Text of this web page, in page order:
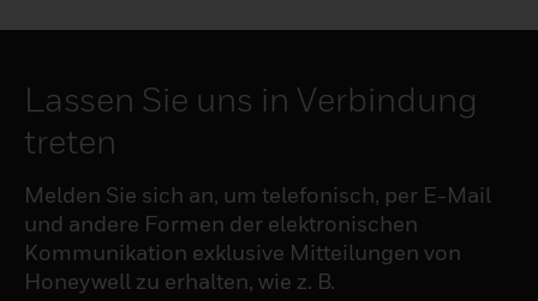
Lassen Sie uns in Verbindung
treten
Melden Sie sich an, um telefonisch, per E-Mail
und andere Formen der elektronischen
Kommunikation exklusive Mitteilungen von
Honeywell zu erhalten, wie z. B.